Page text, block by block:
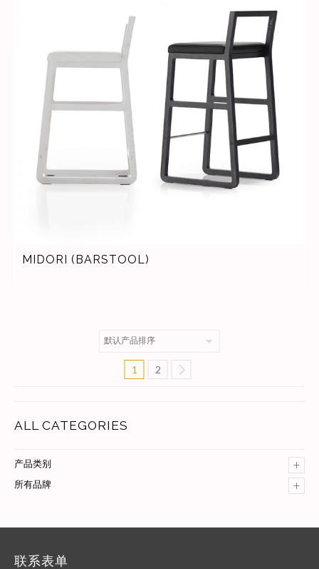
ALL CATEGORIES
+
产品类别
+
所有品牌
MIDORI (BARSTOOL)
1 2
联系表单